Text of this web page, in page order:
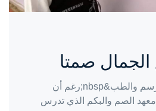
صمتا
رقية عايد كريم بين الرسم والطب&nbsp;رغم أن
معهد الصم والبكم الذي تدرس